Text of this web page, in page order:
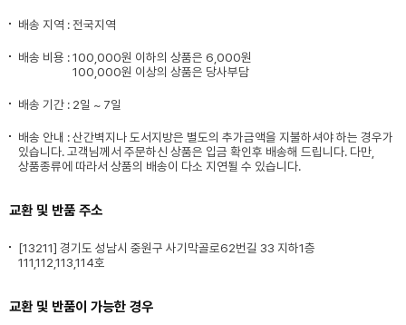
배송 지역 : 전국지역
배송 비용 :100,000원 이하의 상품은 6,000원
100,000원 이상의 상품은 당사부담
배송 기간 : 2일 ~ 7일
배송 안내 : 산간벽지나 도서지방은 별도의 추가금액을 지불하셔야 하는 경우가
있습니다. 고객님께서 주문하신 상품은 입금 확인후 배송해 드립니다. 다만,
상품종류에 따라서 상품의 배송이 다소 지연될 수 있습니다.
교환 및 반품 주소
[13211] 경기도 성남시 중원구 사기막골로62번길 33 지하1층
111,112,113,114호
교환 및 반품이 가능한 경우